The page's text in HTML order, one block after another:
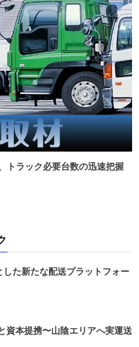
トラック必要台数の迅速把握
た新たな配送プラットフォー
本提携〜山陰エリアへ実運送